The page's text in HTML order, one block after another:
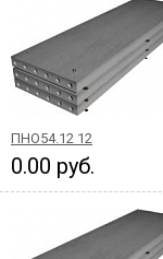
ПНО54.12 12
0.00 руб.